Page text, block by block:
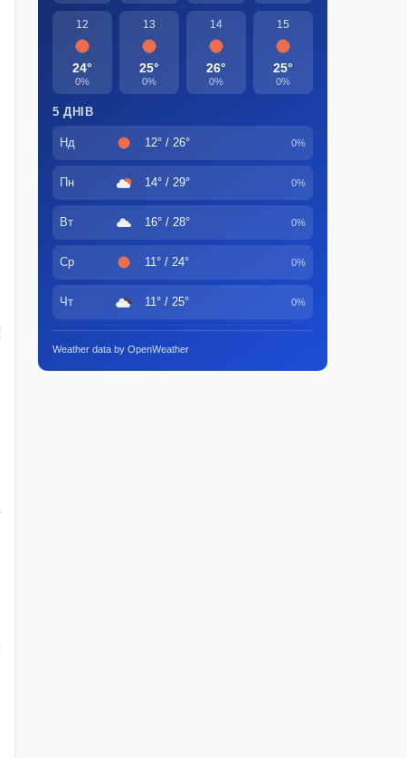
12
24°
0%
13
25°
0%
14
26°
0%
15
25°
0%
5 ДНІВ
Нд 12° / 26° 0%
Пн 14° / 29° 0%
Вт 16° / 28° 0%
Ср 11° / 24° 0%
Чт 11° / 25° 0%
Weather data by OpenWeather